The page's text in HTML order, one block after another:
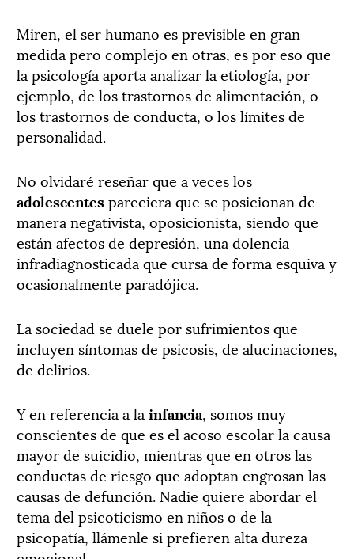
Miren, el ser humano es previsible en gran
medida pero complejo en otras, es por eso que
la psicología aporta analizar la etiología, por
ejemplo, de los trastornos de alimentación, o
los trastornos de conducta, o los límites de
personalidad.
No olvidaré reseñar que a veces los
adolescentespareciera que se posicionan de
manera negativista, oposicionista, siendo que
están afectos de depresión, una dolencia
infradiagnosticada que cursa de forma esquiva y
ocasionalmente paradójica.
La sociedad se duele por sufrimientos que
incluyen síntomas de psicosis, de alucinaciones,
de delirios.
Y en referencia a la infancia, somos muy
conscientes de que es el acoso escolar la causa
mayor de suicidio, mientras que en otros las
conductas de riesgo que adoptan engrosan las
causas de defunción. Nadie quiere abordar el
tema del psicoticismo en niños o de la
psicopatía, llámenle si prefieren alta dureza